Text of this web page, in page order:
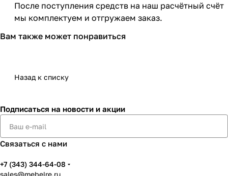
После поступления средств на наш расчётный счёт
мы комплектуем и отгружаем заказ.​
Вам также может понравиться
Назад к списку
Подписаться на новости и акции
Связаться с нами
+7 (343) 344-64-08
sales@mebelre.ru